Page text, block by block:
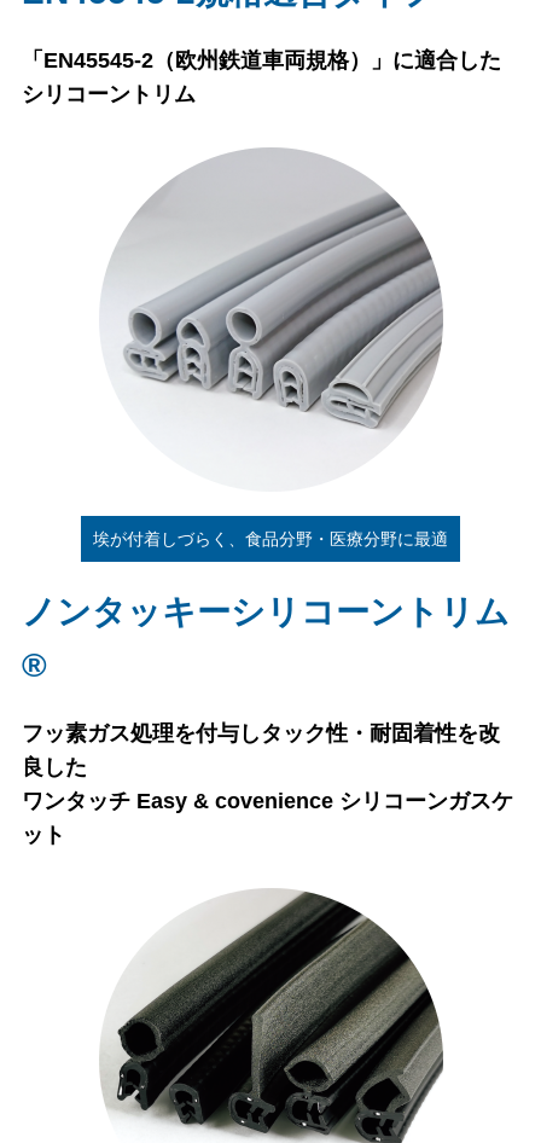
「EN45545-2（欧州鉄道車両規格）」に適合した
シリコーントリム
埃が付着しづらく、食品分野・医療分野に最適
ノンタッキーシリコーントリム
®
フッ素ガス処理を付与しタック性・耐固着性を改
良した
ワンタッチ Easy & covenience シリコーンガスケ
ット